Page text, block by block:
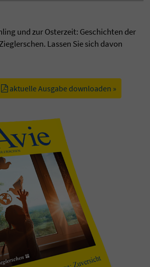
und zur Osterzeit: Geschichten der
Lassen Sie sich davon
aktuelle Ausgabe downloaden »